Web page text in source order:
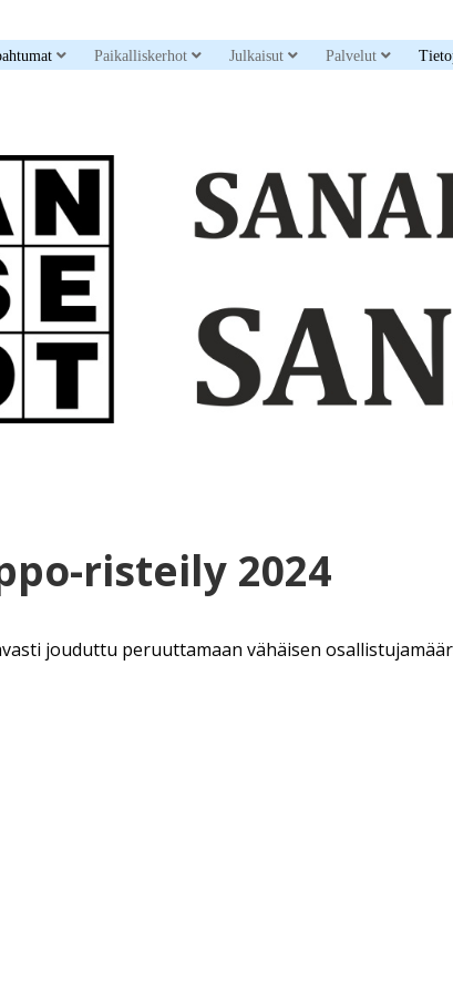
open dropdown menu
Paikalliskerhot open dropdown menu
Julkaisut open dropdown menu
Palvelut open
risteily 2024
jouduttu peruuttamaan vähäisen